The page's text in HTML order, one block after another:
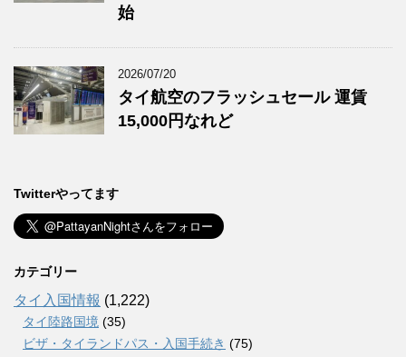
始
2026/07/20
タイ航空のフラッシュセール 運賃
15,000円なれど
Twitterやってます
カテゴリー
タイ入国情報 (1,222)
タイ陸路国境 (35)
ビザ・タイランドパス・入国手続き (75)